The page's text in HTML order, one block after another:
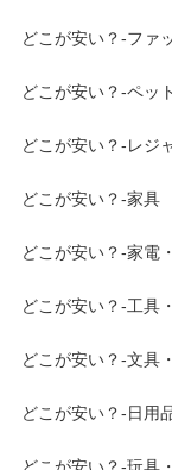
どこが安い？-ファ
どこが安い？-ペッ
どこが安い？-レジ
どこが安い？-家具
どこが安い？-家電
どこが安い？-工具
どこが安い？-文具
どこが安い？-日用